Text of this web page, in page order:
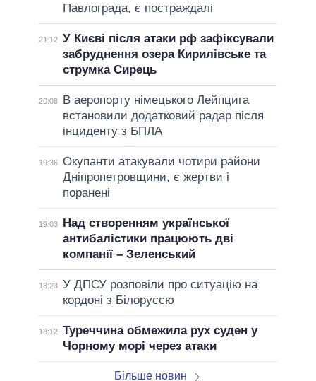
Павлограда, є постраждалі
21:12 У Києві після атаки рф зафіксували
забруднення озера Кирилівське та
струмка Сирець
20:08
В аеропорту німецького Лейпцига
встановили додатковий радар після
інциденту з БПЛА
19:36 Окупанти атакували чотири райони
Дніпропетровщини, є жертви і
поранені
19:03
Над створенням української
антибалістики працюють дві
компанії – Зеленський
18:23 У ДПСУ розповіли про ситуацію на
кордоні з Білоруссю
18:12 Туреччина обмежила рух суден у
Чорному морі через атаки
Більше новин